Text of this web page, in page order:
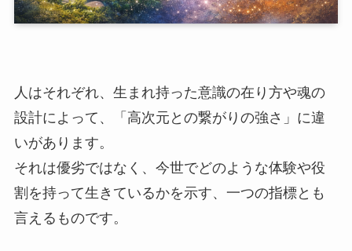
人はそれぞれ、生まれ持った意識の在り方や魂の
設計によって、「高次元との繋がりの強さ」に違
いがあります。
それは優劣ではなく、今世でどのような体験や役
割を持って生きているかを示す、一つの指標とも
言えるものです。